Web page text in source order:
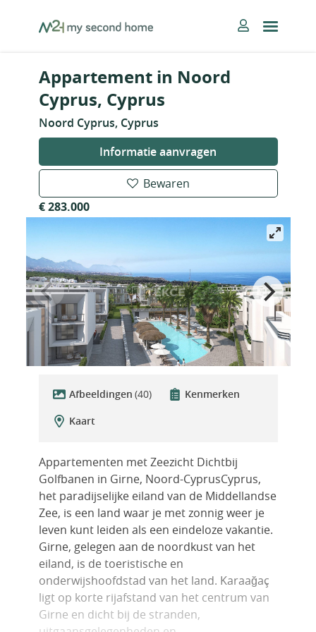
MySecondHome
Appartement in Noord
Cyprus, Cyprus
Noord Cyprus, Cyprus
Informatie aanvragen
Bewaren
€ 283.000
Afbeeldingen (40)
Kenmerken
Kaart
Appartementen met Zeezicht Dichtbij
Golfbanen in Girne, Noord-CyprusCyprus,
het paradijselijke eiland van de Middellandse
Zee, is een land waar je met zonnig weer je
leven kunt leiden als een eindeloze vakantie.
Girne, gelegen aan de noordkust van het
eiland, is de toeristische en
onderwijshoofdstad van het land. Karaağaç
ligt op korte rijafstand van het centrum van
Girne en dicht bij de stranden,